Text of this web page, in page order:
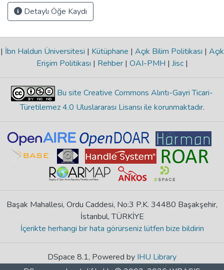
Detaylı Öğe Kaydı
| İbn Haldun Üniversitesi | Kütüphane | Açık Bilim Politikası | Açık
Erişim Politikası | Rehber | OAI-PMH | Jisc |
Bu site Creative Commons Alıntı-Gayri Ticari-
Türetilemez 4.0 Uluslararası Lisansı ile korunmaktadır.
Başak Mahallesi, Ordu Caddesi, No:3 P.K. 34480 Başakşehir,
İstanbul, TÜRKİYE
İçerikte herhangi bir hata görürseniz lütfen bize bildirin
DSpace 8.1, Powered by IHU Library